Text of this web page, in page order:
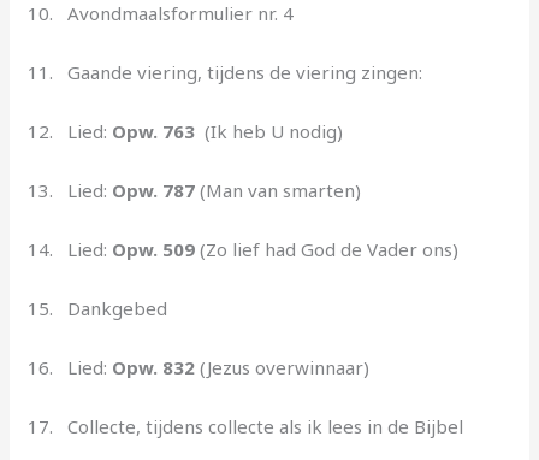
10. Avondmaalsformulier nr. 4
11. Gaande viering, tijdens de viering zingen:
12. Lied: Opw. 763(Ik heb U nodig)
13. Lied: Opw. 787(Man van smarten)
14. Lied: Opw. 509(Zo lief had God de Vader ons)
15. Dankgebed
16. Lied: Opw. 832(Jezus overwinnaar)
17. Collecte, tijdens collecte als ik lees in de Bijbel